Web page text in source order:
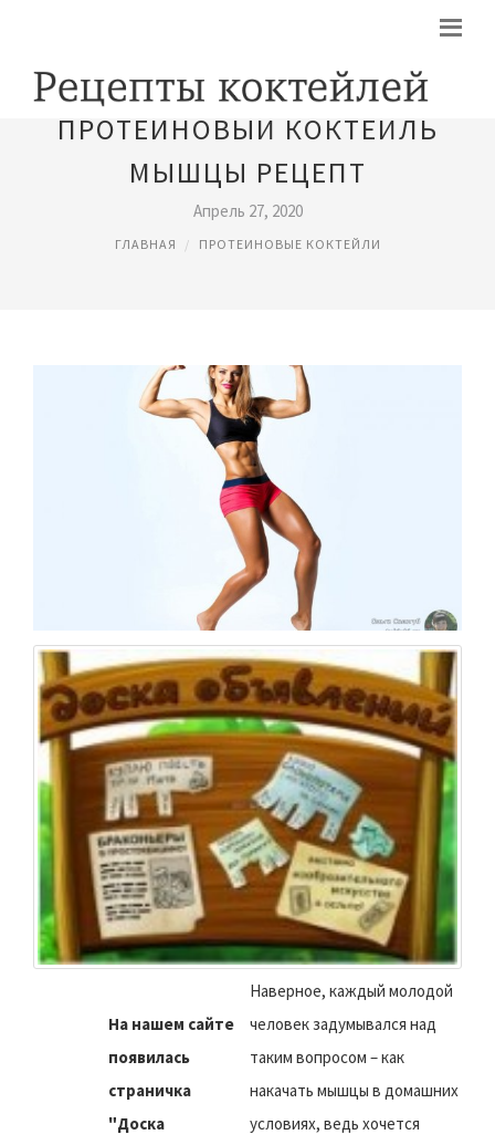
ПРОТЕИНОВЫЙ КОКТЕЙЛЬ
МЫШЦЫ РЕЦЕПТ
Апрель 27, 2020
ГЛАВНАЯ ПРОТЕИНОВЫЕ КОКТЕЙЛИ
На нашем сайте
появилась
страничка
"Доска
Наверное, каждый молодой
человек задумывался над
таким вопросом – как
накачать мышцы в домашних
условиях, ведь хочется